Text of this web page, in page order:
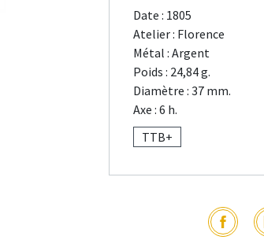
Date : 1805
Atelier : Florence
Métal : Argent
Poids : 24,84 g.
Diamètre : 37 mm.
Axe : 6 h.
TTB+